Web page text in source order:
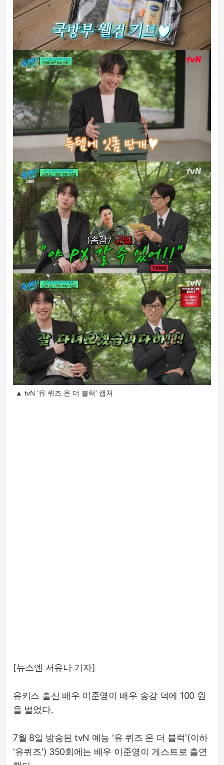
▲ tvN ‘유 퀴즈 온 더 블럭’ 캡처
[뉴스엔 서유나 기자]
유키스 출신 배우 이준영이 배우 송강 덕에 100 원
을 벌었다.
7월 8일 방송된 tvN 예능 '유 퀴즈 온 더 블럭'(이하
'유퀴즈') 350회에는 배우 이준영이 게스트로 출연